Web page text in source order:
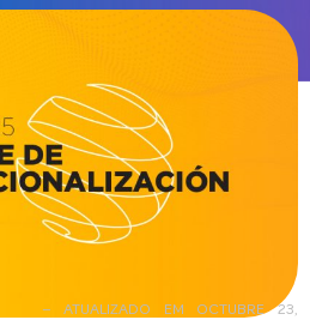
– ATUALIZADO EM OCTUBRE 23,